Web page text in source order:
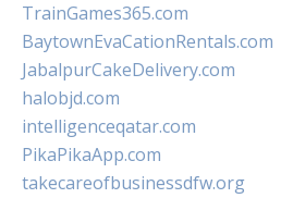
TrainGames365.com
BaytownEvaCationRentals.com
JabalpurCakeDelivery.com
halobjd.com
intelligenceqatar.com
PikaPikaApp.com
takecareofbusinessdfw.org